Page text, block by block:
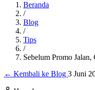
Beranda
/
Blog
/
Tips
/
Sebelum Promo
← Kembali ke Blog 3 Juni